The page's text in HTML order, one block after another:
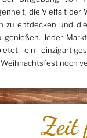
die Vielfalt der
zu entdecken und
genießen. Jeder
ein
noch